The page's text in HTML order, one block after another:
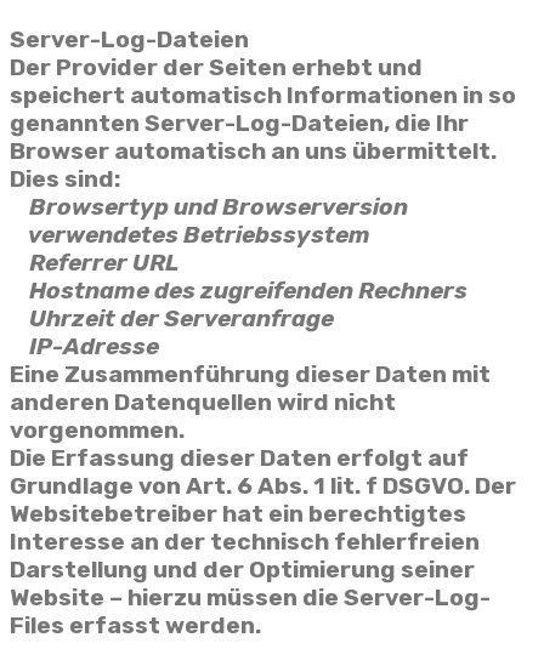
Server-Log-Dateien
Der Provider der Seiten erhebt und
speichert automatisch Informationen in so
genannten Server-Log-Dateien, die Ihr
Browser automatisch an uns übermittelt.
Dies sind:
Browsertyp und Browserversion
verwendetes Betriebssystem
Referrer URL
Hostname des zugreifenden Rechners
Uhrzeit der Serveranfrage
IP-Adresse
Eine Zusammenführung dieser Daten mit
anderen Datenquellen wird nicht
vorgenommen.
Die Erfassung dieser Daten erfolgt auf
Grundlage von Art. 6 Abs. 1 lit. f DSGVO. Der
Websitebetreiber hat ein berechtigtes
Interesse an der technisch fehlerfreien
Darstellung und der Optimierung seiner
Website – hierzu müssen die Server-Log-
Files erfasst werden.